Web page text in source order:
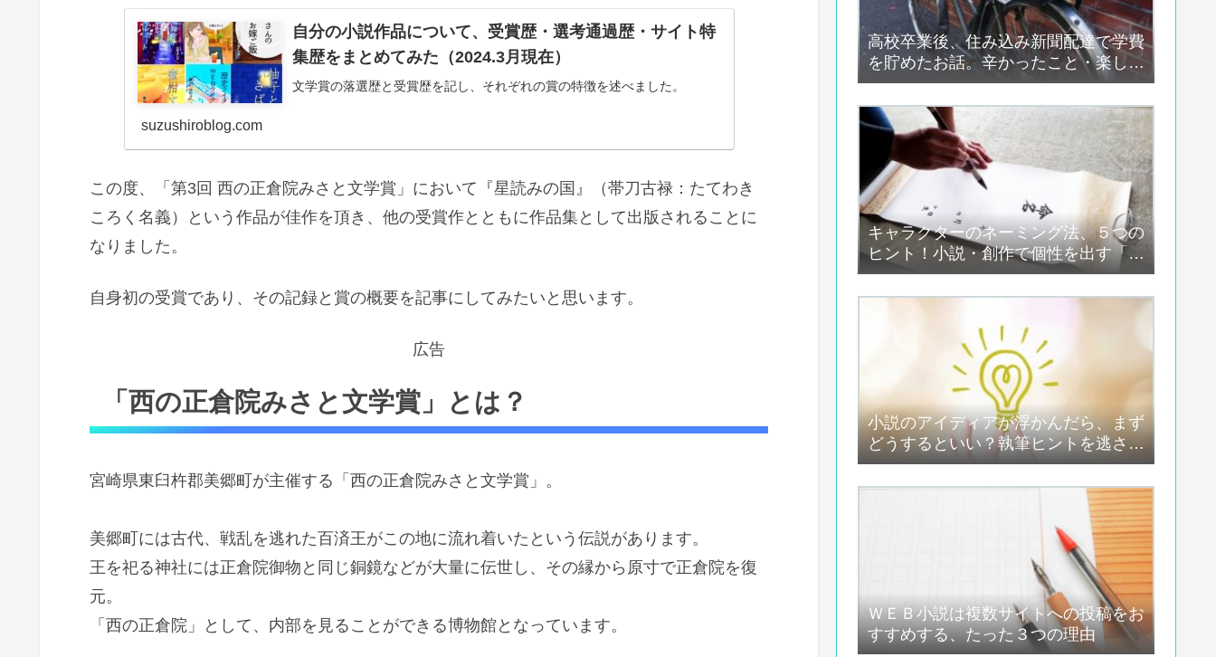
自分の小説作品について、受賞歴・選考通過歴・サイト特
集歴をまとめてみた（2024.3月現在）
文学賞の落選歴と受賞歴を記し、それぞれの賞の特徴を述べました。
suzushiroblog.com
この度、「第3回 西の正倉院みさと文学賞」において『星読みの国』（帯刀古禄：たてわき
ころく名義）という作品が佳作を頂き、他の受賞作とともに作品集として出版されることに
なりました。
自身初の受賞であり、その記録と賞の概要を記事にしてみたいと思います。
広告
「西の正倉院みさと文学賞」とは？
宮崎県東臼杵郡美郷町が主催する「西の正倉院みさと文学賞」。
美郷町には古代、戦乱を逃れた百済王がこの地に流れ着いたという伝説があります。
王を祀る神社には正倉院御物と同じ銅鏡などが大量に伝世し、その縁から原寸で正倉院を復
元。
「西の正倉院」として、内部を見ることができる博物館となっています。
高校卒業後、住み込み新聞配達で学費
を貯めたお話。辛かったこと・楽しか
ったこと、そしてメリット・デメリッ
ト
キャラクターのネーミング法、５つの
ヒント！小説・創作で個性を出す「名
付け」のテクニック
小説のアイディアが浮かんだら、まず
どうするといい？執筆ヒントを逃さな
いためのコツ３選
ＷＥＢ小説は複数サイトへの投稿をお
すすめする、たった３つの理由